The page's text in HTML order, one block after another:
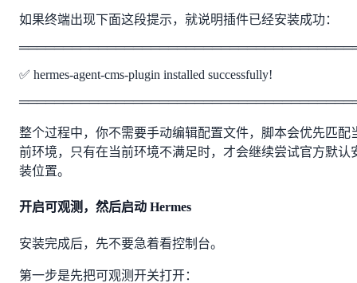
如果终端出现下面这段提示，就说明插件已经安装成功：
✅ hermes-agent-cms-plugin installed successfully!
整个过程中，你不需要手动编辑配置文件，脚本会优先匹配
前环境，只有在当前环境不满足时，才会继续尝试官方默认
装位置。
开启可观测，然后启动 Hermes
安装完成后，先不要急着看控制台。
第一步是先把可观测开关打开：